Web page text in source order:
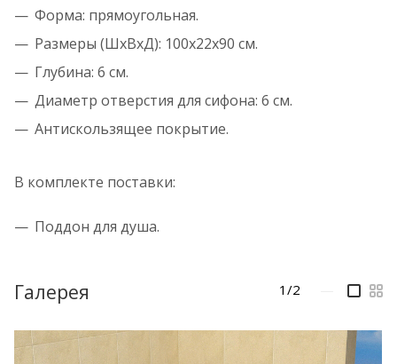
Форма: прямоугольная.
Размеры (ШхВхД): 100x22x90 см.
Глубина: 6 см.
Диаметр отверстия для сифона: 6 см.
Антискользящее покрытие.
В комплекте поставки:
Поддон для душа.
Галерея 1/2